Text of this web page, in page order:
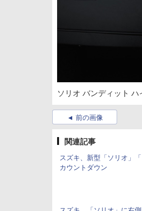
ソリオ バンディット
前の画像
関連記事
スズキ、新型「ソリオ」
カウントダウン